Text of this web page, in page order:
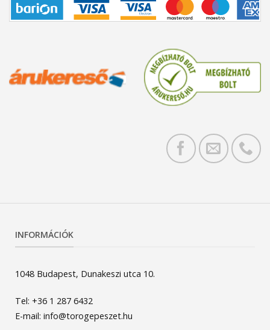
INFORMÁCIÓK
1048 Budapest, Dunakeszi utca 10.
Tel: +36 1 287 6432
E-mail: info@torogepeszet.hu